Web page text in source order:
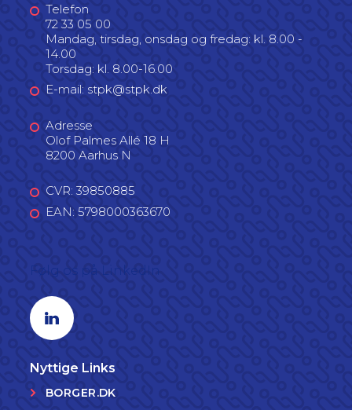
Telefon
72 33 05 00
Mandag, tirsdag, onsdag og fredag: kl. 8.00 -
14.00
Torsdag: kl. 8.00-16.00
E-mail: stpk@stpk.dk
Adresse
Olof Palmes Allé 18 H
8200 Aarhus N
CVR: 39850885
EAN: 5798000363670
Linkedin profil
Nyttige Links
BORGER.DK